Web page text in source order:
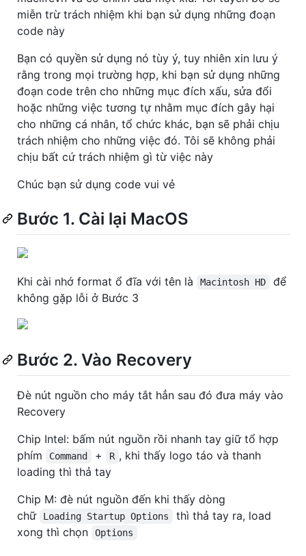
miễn trừ trách nhiệm khi bạn sử dụng những đoạn
code này
Bạn có quyền sử dụng nó tùy ý, tuy nhiên xin lưu ý
rằng trong mọi trường hợp, khi bạn sử dụng những
đoạn code trên cho những mục đích xấu, sửa đổi
hoặc những việc tương tự nhằm mục đích gây hại
cho những cá nhân, tổ chức khác, bạn sẽ phải chịu
trách nhiệm cho những việc đó. Tôi sẽ không phải
chịu bất cứ trách nhiệm gì từ việc này
Chúc bạn sử dụng code vui vẻ
Bước 1. Cài lại MacOS
Khi cài nhớ format ổ đĩa với tên là Macintosh HD
để
không gặp lỗi ở Bước 3
Bước 2. Vào Recovery
Đè nút nguồn cho máy tắt hẳn sau đó đưa máy vào
Recovery
Chip Intel: bấm nút nguồn rồi nhanh tay giữ tổ hợp
phím
Command + R , khi thấy logo táo và thanh
loading thì thả tay
Chip M: đè nút nguồn đến khi thấy dòng
chữ
Loading Startup Options
thì thả tay ra, load
xong thì chọn
Options